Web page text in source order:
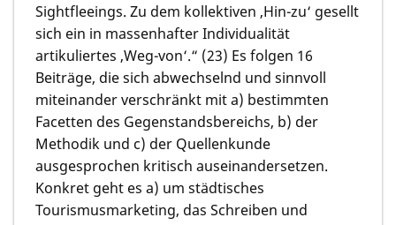
Sightfleeings. Zu dem kollektiven ‚Hin-zu‘ gesellt
sich ein in massenhafter Individualität
artikuliertes ‚Weg-von‘.“ (23) Es folgen 16
Beiträge, die sich abwechselnd und sinnvoll
miteinander verschränkt mit a) bestimmten
Facetten des Gegenstandsbereichs, b) der
Methodik und c) der Quellenkunde
ausgesprochen kritisch auseinandersetzen.
Konkret geht es a) um städtisches
Tourismusmarketing, das Schreiben und